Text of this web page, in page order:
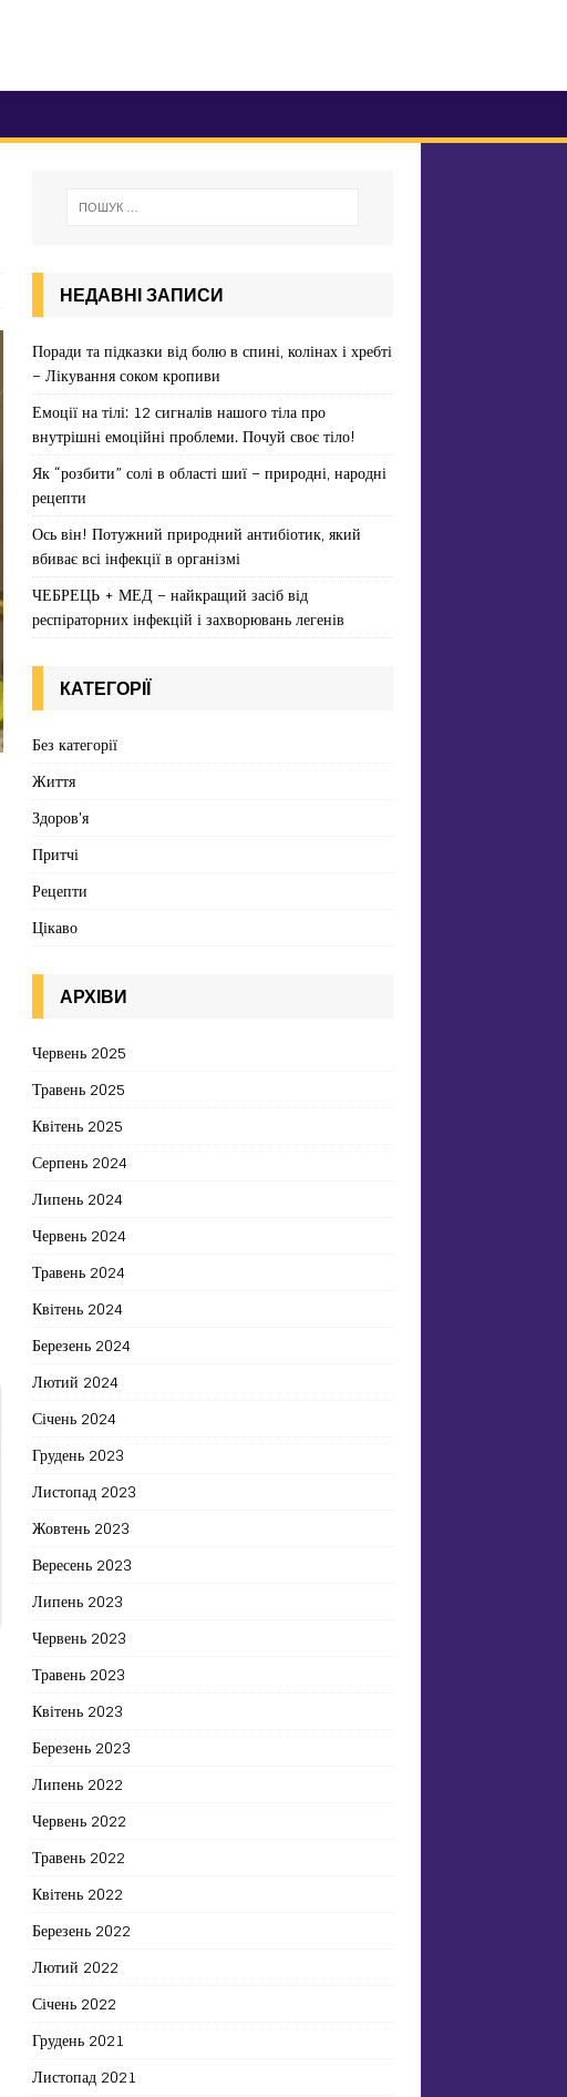
НЕДАВНІ ЗАПИСИ
Поради та підказки від болю в спині, колінах і хребті
– Лікування соком кропиви
Емоції на тілі: 12 сигналів нашого тіла про
внутрішні емоційні проблеми. Почуй своє тіло!
Як “розбити” солі в області шиї – природні, народні
рецепти
Ось він! Потужний природний антибіотик, який
вбиває всі інфекції в організмі
ЧЕБРЕЦЬ + МЕД – найкращий засіб від
респіраторних інфекцій і захворювань легенів
КАТЕГОРІЇ
Без категорії
Життя
Здоров'я
Притчі
Рецепти
Цікаво
АРХІВИ
Червень 2025
Травень 2025
Квітень 2025
Серпень 2024
Липень 2024
Червень 2024
Травень 2024
Квітень 2024
Березень 2024
Лютий 2024
Січень 2024
Грудень 2023
Листопад 2023
Жовтень 2023
Вересень 2023
Липень 2023
Червень 2023
Травень 2023
Квітень 2023
Березень 2023
Липень 2022
Червень 2022
Травень 2022
Квітень 2022
Березень 2022
Лютий 2022
Січень 2022
Грудень 2021
Листопад 2021